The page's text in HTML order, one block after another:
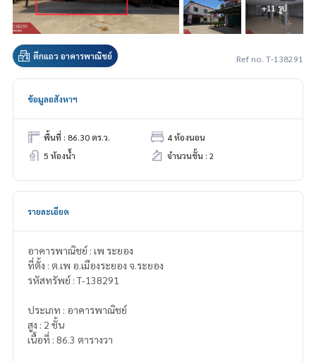
+11 รูป
ตึกแถว อาคารพาณิชย์ Ref no. T-138291
ข้อมูลอสังหาฯ
พื้นที่ : 86.30 ตร.ว.
4 ห้องนอน
5 ห้องน้ำ
จำนวนชั้น : 2
รายละเอียด
อาคารพาณิชย์ : เพ ระยอง
ที่ตั้ง : ต.เพ อ.เมืองระยอง จ.ระยอง
รหัสทรัพย์ : T-138291
ประเภท : อาคารพาณิชย์
สูง : 2 ชั้น
เนื้อที่ : 86.3 ตารางวา